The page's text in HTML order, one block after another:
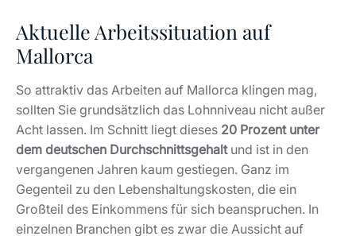
Aktuelle Arbeitssituation auf
Mallorca
So attraktiv das Arbeiten auf Mallorca klingen mag,
sollten Sie grundsätzlich das Lohnniveau nicht außer
Acht lassen. Im Schnitt liegt dieses 20 Prozent unter
dem deutschen Durchschnittsgehalt und ist in den
vergangenen Jahren kaum gestiegen. Ganz im
Gegenteil zu den Lebenshaltungskosten, die ein
Großteil des Einkommens für sich beanspruchen. In
einzelnen Branchen gibt es zwar die Aussicht auf